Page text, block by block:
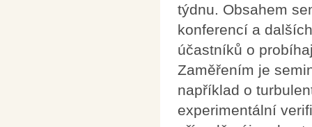
týdnu. Obsahem
konferencí a
účastníků o
Zaměřením je
například o
experimentální